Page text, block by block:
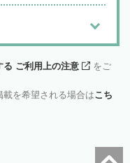
る ご利用上の注意
をご
載を希望される場合はこち